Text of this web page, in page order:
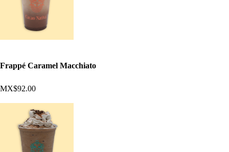
Frappé Caramel Macchiato
MX$92.00